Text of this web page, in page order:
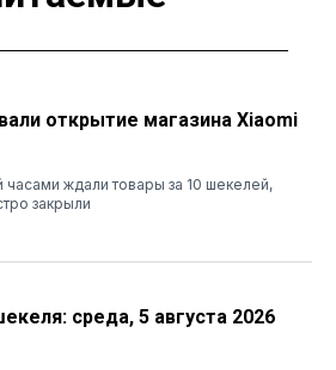
открытие магазина Xiaomi
часами ждали товары за 10 шекелей,
закрыли
среда, 5 августа 2026